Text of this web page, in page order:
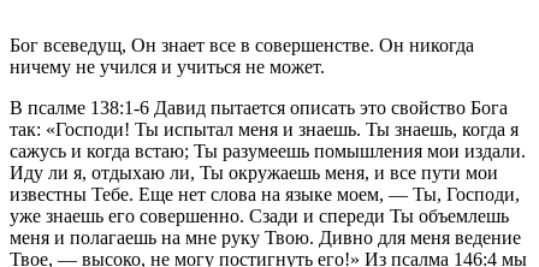
Бог всеведущ, Он знает все в совершенстве. Он никогда
ничему не учился и учиться не может.
В псалме 138:1-6 Давид пытается описать это свойство Бога
так: «Господи! Ты испытал меня и знаешь. Ты знаешь, когда я
сажусь и когда встаю; Ты разумеешь помышления мои издали.
Иду ли я, отдыхаю ли, Ты окружаешь меня, и все пути мои
известны Тебе. Еще нет слова на языке моем, — Ты, Господи,
уже знаешь его совершенно. Сзади и спереди Ты объемлешь
меня и полагаешь на мне руку Твою. Дивно для меня ведение
Твое, — высоко, не могу постигнуть его!» Из псалма 146:4 мы